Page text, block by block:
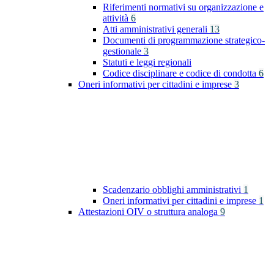
Riferimenti normativi su organizzazione e
attività 6
Atti amministrativi generali 13
Documenti di programmazione strategico-
gestionale 3
Statuti e leggi regionali
Codice disciplinare e codice di condotta 6
Oneri informativi per cittadini e imprese 3
Scadenzario obblighi amministrativi 1
Oneri informativi per cittadini e imprese 1
Attestazioni OIV o struttura analoga 9